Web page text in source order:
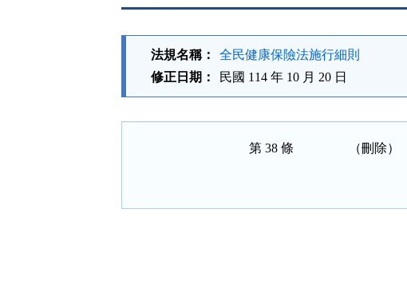
法規名稱：
全民健康保險法施行細則
修正日期：
民國 114 年 10 月 20 日
第 38 條 （刪除）